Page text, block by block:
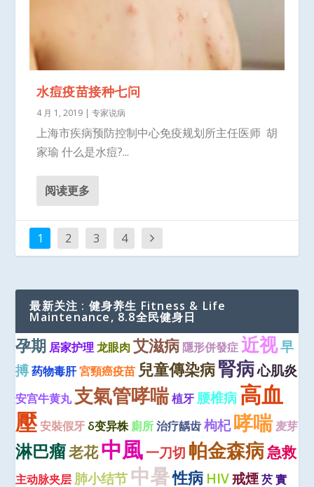
水痘疫苗接种七问
4 月 1, 2019 |专家说病
上海市疾病预防控制中心免疫规划所主任医师 胡
家瑜 什么是水痘?...
阅读更多
1 2 3 4
最新关注 : 健身养生 Fitness & Life
Maintenance, 8.8全民健身日
孕期 居家护理 龙眼肉 艾滋病 隱形併發症 近视早
搏药物毒肝宮頸癌疫苗 兒童傳染病腎病心肌炎
安宫牛黄丸 支氣管哮喘植牙 腰椎病高血
壓安裝假牙 δ变异株 廁所 治疗龋齿 枸杞哮喘 麦芽
淋巴瘤老花中風一刀切 帕金森病急救
主动脉夹层 肺小结节 中暑性病 HIV戒煙 芡 實